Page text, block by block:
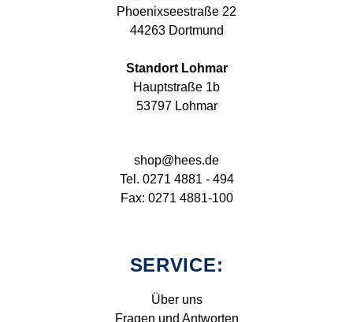
Phoenixseestraße 22
44263 Dortmund
Standort Lohmar
Hauptstraße 1b
53797 Lohmar
shop@hees.de
Tel. 0271 4881 - 494
Fax: 0271 4881-100
SERVICE:
Über uns
Fragen und Antworten